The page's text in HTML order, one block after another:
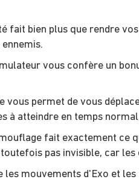
fait bien plus que rendre
vous confère un
vous permet de vous
à atteindre en temps
fait exactement ce
pas invisible, car
les mouvements d'Exo et